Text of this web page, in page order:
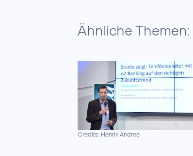
Ähnliche Themen:
Credits: Henrik Andree